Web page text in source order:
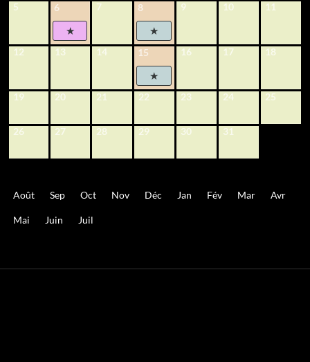
5 6 7 8 9 10 11
12 13 14 15 16 17 18
19 20 21 22 23 24 25
26 27 28 29 30 31
Août Sep Oct Nov Déc Jan Fév Mar Avr
Mai Juin Juil